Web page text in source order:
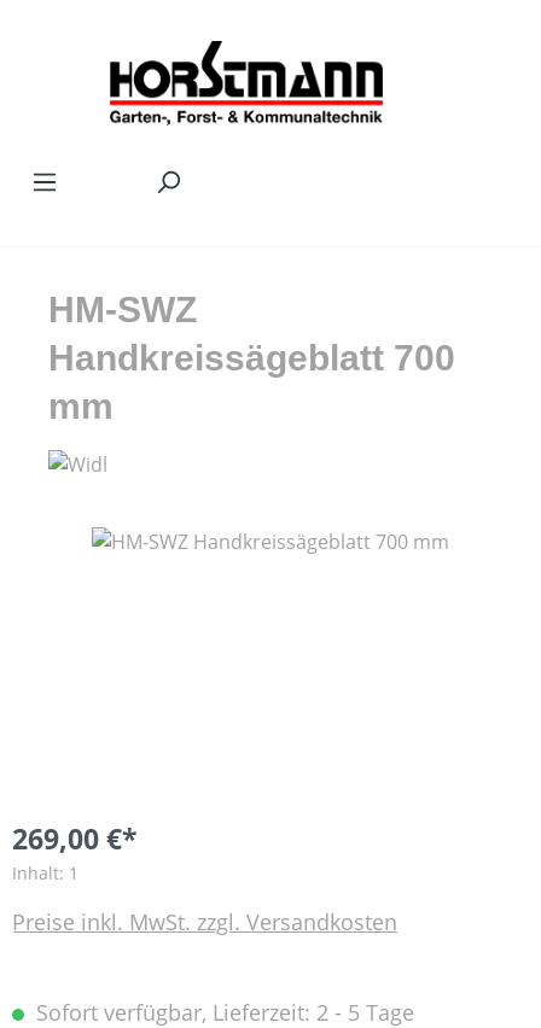
HM-SWZ
Handkreissägeblatt 700
mm
Bildergalerie überspringen
269,00 €*
Inhalt: 1
Preise inkl. MwSt. zzgl. Versandkosten
Sofort verfügbar, Lieferzeit: 2 - 5 Tage